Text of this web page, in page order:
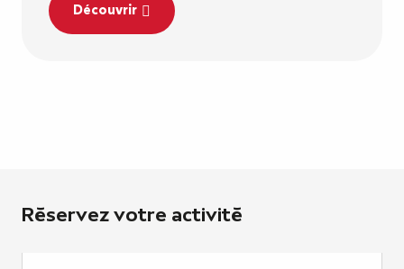
Découvrir
Réservez votre activité